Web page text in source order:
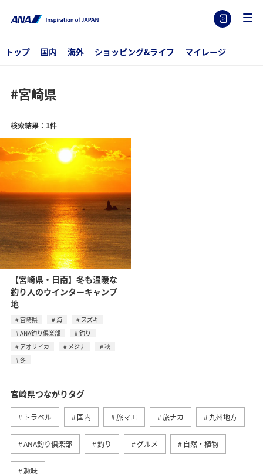
トップ 国内 海外 ショッピング&ライフ マイレージ
#宮崎県
検索結果：1件
【宮崎県・日南】冬も温暖な
釣り人のウインターキャンプ
地
宮崎県 海
スズキ
ANA釣り倶楽部
釣り
アオリイカ
メジナ
秋
冬
宮崎県つながりタグ
トラベル 国内 旅マエ 旅ナカ 九州地方
ANA釣り倶楽部 釣り グルメ 自然・植物
趣味